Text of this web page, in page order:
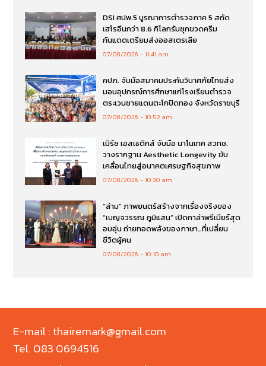
DSI ศปพ.5 บูรณาการตำรวจภาค 5 สกัด
เฮโรอีนกว่า 8.6 กิโลกรัมซุกขวดครีม
กันแดดเตรียมส่งออสเตรเลีย
07/08/2026 11:41 am
คปภ. จับมือสมาคมประกันวินาศภัยไทยส่ง
มอบอุปกรณ์การศึกษาแก่โรงเรียนตำรวจ
ตระเวนชายแดนตะโกปิดทอง จังหวัดราชบุรี
07/08/2026 10:52 am
เมิร์ซ เอสเธติกส์ จับมือ นาโนเทค สวทช.
วางรากฐาน Aesthetic Longevity ขับ
เคลื่อนไทยสู่อนาคตเศรษฐกิจสุขภาพ
07/08/2026 10:30 am
“ล่าม” ภาพยนตร์สร้างจากเรื่องจริงของ
“เบญจวรรณ ภูมิแสน” เปิดกาล่าพรีเมียร์สุด
อบอุ่น ถ่ายทอดพลังของภาษา…ที่เปลี่ยน
ชีวิตผู้คน
07/08/2026 10:10 am
E-mail : thairemark@gmail.com
Tel. 083 0694516